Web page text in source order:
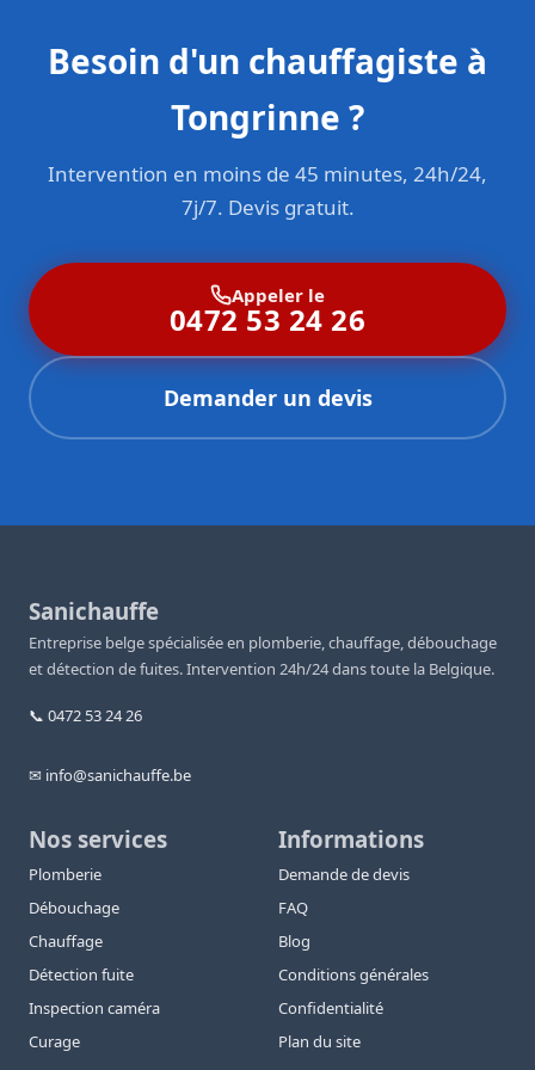
Besoin d'un chauffagiste à
Tongrinne ?
Intervention en moins de 45 minutes, 24h/24,
7j/7. Devis gratuit.
Appeler le
0472 53 24 26
Demander un devis
Sanichauffe
Entreprise belge spécialisée en plomberie, chauffage, débouchage
et détection de fuites. Intervention 24h/24 dans toute la Belgique.
📞 0472 53 24 26
✉ info@sanichauffe.be
Nos services
Plomberie
Débouchage
Chauffage
Détection fuite
Inspection caméra
Curage
Informations
Demande de devis
FAQ
Blog
Conditions générales
Confidentialité
Plan du site